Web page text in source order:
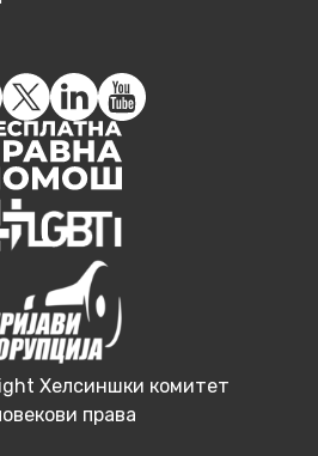
Хелсиншки комитет
права